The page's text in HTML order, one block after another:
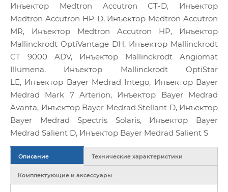
Инъектор Medtron Accutron CT-D, Инъектор
Medtron Accutron HP-D, Инъектор Medtron Accutron
MR, Инъектор Medtron Accutron HP, Инъектор
Mallinckrodt OptiVantage DH, Инъектор Mallinckrodt
CT 9000 ADV, Инъектор Mallinckrodt Angiomat
Illumena, Инъектор Mallinckrodt OptiStar
LE, Инъектор Bayer Medrad Intego, Инъектор Bayer
Medrad Mark 7 Arterion, Инъектор Bayer Medrad
Avanta, Инъектор Bayer Medrad Stellant D, Инъектор
Bayer Medrad Spectris Solaris, Инъектор Bayer
Medrad Salient D, Инъектор Bayer Medrad Salient S
Описание Технические характеристики
Комплектующие и аксессуары